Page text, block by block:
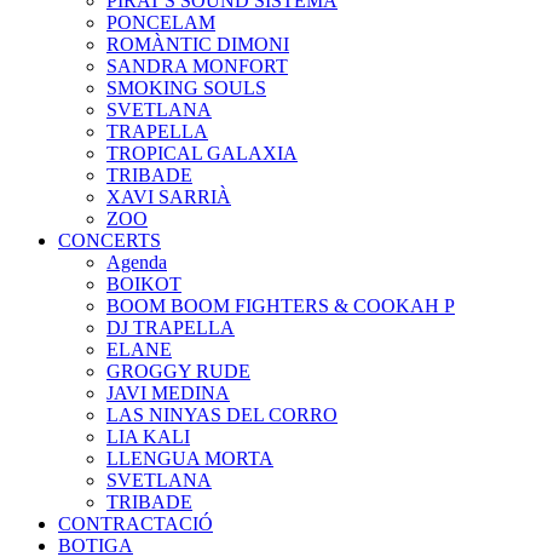
PONCELAM
ROMÀNTIC DIMONI
SANDRA MONFORT
SMOKING SOULS
SVETLANA
TRAPELLA
TROPICAL GALAXIA
TRIBADE
XAVI SARRIÀ
ZOO
CONCERTS
Agenda
BOIKOT
BOOM BOOM FIGHTERS & COOKAH P
DJ TRAPELLA
ELANE
GROGGY RUDE
JAVI MEDINA
LAS NINYAS DEL CORRO
LIA KALI
LLENGUA MORTA
SVETLANA
TRIBADE
CONTRACTACIÓ
BOTIGA